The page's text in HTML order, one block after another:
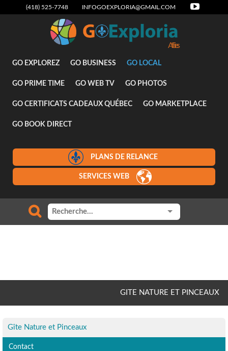
(418) 525-7748 INFOGOEXPLORIA@GMAIL.COM
GO EXPLOREZ GO BUSINESS GO LOCAL
GO PRIME TIME GO WEB TV GO PHOTOS
GO CERTIFICATS CADEAUX QUÉBEC GO MARKETPLACE
GO BOOK DIRECT
PLANS DE RELANCE
SERVICES WEB
GITE NATURE ET PINCEAUX
Gîte Nature et Pinceaux
Contact